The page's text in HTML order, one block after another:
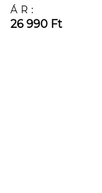
ÁR:
26 990 Ft